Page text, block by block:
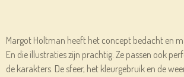
Margot Holtman heeft het concept bedacht en
En die illustraties zijn prachtig. Ze passen ook
de karakters. De sfeer, het kleurgebruik en de